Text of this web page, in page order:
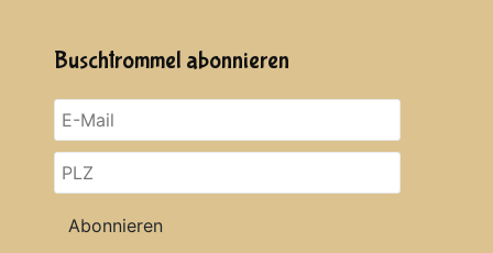
Buschtrommel abonnieren
Abonnieren